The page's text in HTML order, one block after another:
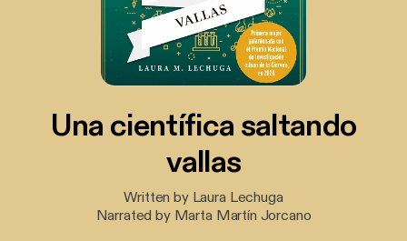
Una científica saltando
vallas
Written by Laura Lechuga
Narrated by Marta Martín Jorcano